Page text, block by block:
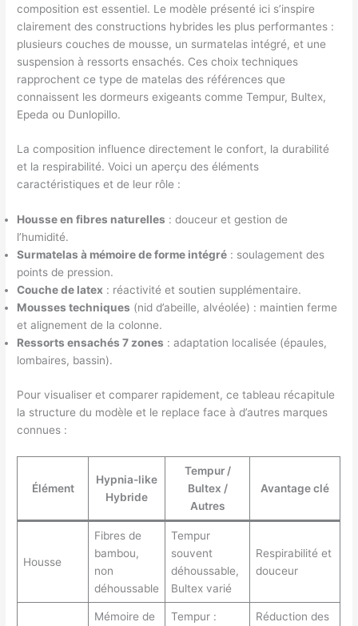
composition est essentiel. Le modèle présenté ici s’inspire
clairement des constructions hybrides les plus performantes :
plusieurs couches de mousse, un surmatelas intégré, et une
suspension à ressorts ensachés. Ces choix techniques
rapprochent ce type de matelas des références que
connaissent les dormeurs exigeants comme Tempur, Bultex,
Epeda ou Dunlopillo.
La composition influence directement le confort, la durabilité
et la respirabilité. Voici un aperçu des éléments
caractéristiques et de leur rôle :
Housse en fibres naturelles : douceur et gestion de
l’humidité.
Surmatelas à mémoire de forme intégré : soulagement des
points de pression.
Couche de latex : réactivité et soutien supplémentaire.
Mousses techniques (nid d’abeille, alvéolée) : maintien ferme
et alignement de la colonne.
Ressorts ensachés 7 zones : adaptation localisée (épaules,
lombaires, bassin).
Pour visualiser et comparer rapidement, ce tableau récapitule
la structure du modèle et le replace face à d’autres marques
connues :
Élément
Hypnia-like
Hybride
Tempur /
Bultex /
Autres
Avantage clé
Housse
Fibres de
bambou,
non
déhoussable
Tempur
souvent
déhoussable,
Bultex varié
Respirabilité et
douceur
Mémoire de
Tempur :
Réduction des